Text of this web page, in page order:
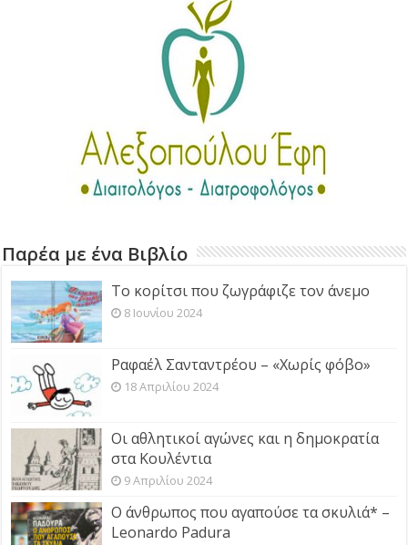
Παρέα με ένα Βιβλίο
Το κορίτσι που ζωγράφιζε τον άνεμο
8 Ιουνίου 2024
Ραφαέλ Σανταντρέου – «Χωρίς φόβο»
18 Απριλίου 2024
Οι αθλητικοί αγώνες και η δημοκρατία
στα Κουλέντια
9 Απριλίου 2024
Ο άνθρωπος που αγαπούσε τα σκυλιά* –
Leonardo Padura